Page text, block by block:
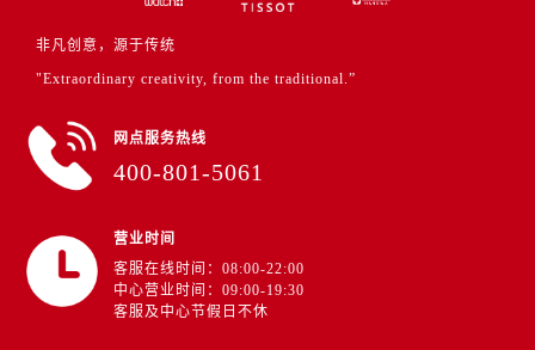
非凡创意，源于传统
"Extraordinary creativity, from the traditional.”
网点服务热线
400-801-5061
营业时间
客服在线时间：08:00-22:00
中心营业时间：09:00-19:30
客服及中心节假日不休